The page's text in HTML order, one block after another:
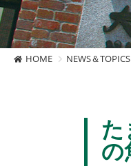
HOME NEWS＆TOPICS
た
の